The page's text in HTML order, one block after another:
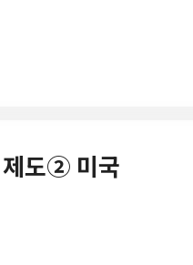
도② 미국